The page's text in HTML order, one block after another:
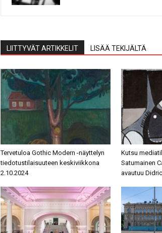
LIITTYVÄT ARTIKKELIT LISÄÄ TEKIJÄLTÄ
Tervetuloa Gothic Modern -näyttelyn
tiedotustilaisuuteen keskiviikkona
2.10.2024
Kutsu
Satumainen
avautuu